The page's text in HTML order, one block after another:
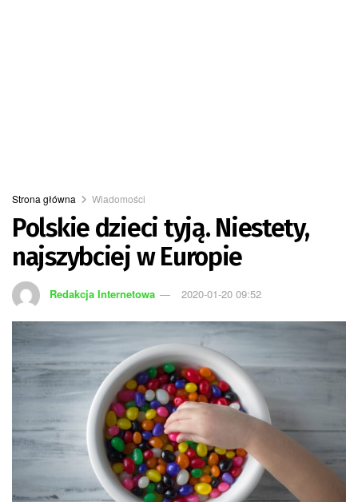
Strona główna Wiadomości
Polskie dzieci tyją. Niestety,
najszybciej w Europie
Redakcja Internetowa 2020-01-20 09:52